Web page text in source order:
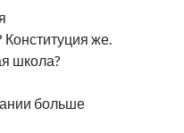
Конституция же.
школа?
больше